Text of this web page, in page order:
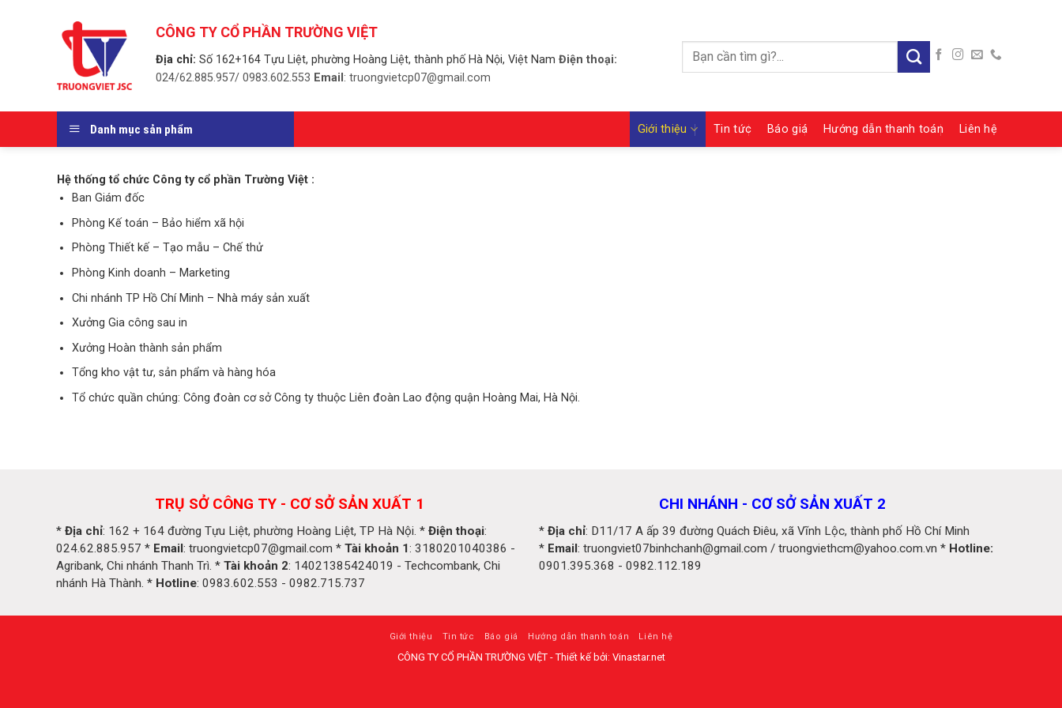
CÔNG TY CỔ PHẦN TRƯỜNG VIỆT
Địa chỉ: Số 162+164 Tựu Liệt, phường Hoàng Liệt, thành phố Hà Nội, Việt Nam Điện thoại:
024/62.885.957/ 0983.602.553 Email : truongvietcp07@gmail.com
Tìm
kiếm:
Danh mục sản phẩm Giới thiệu Tin tức Báo giá Hướng dẫn thanh toán Liên hệ
Hệ thống tổ chức Công ty cổ phần Trường Việt :
Ban Giám đốc
Phòng Kế toán – Bảo hiểm xã hội
Phòng Thiết kế – Tạo mẫu – Chế thử
Phòng Kinh doanh – Marketing
Chi nhánh TP Hồ Chí Minh – Nhà máy sản xuất
Xưởng Gia công sau in
Xưởng Hoàn thành sản phẩm
Tổng kho vật tư, sản phẩm và hàng hóa
Tổ chức quần chúng: Công đoàn cơ sở Công ty thuộc Liên đoàn Lao động quận Hoàng Mai, Hà Nội.
TRỤ SỞ CÔNG TY - CƠ SỞ SẢN XUẤT 1
* Địa chỉ: 162 + 164 đường Tựu Liệt, phường Hoàng Liệt, TP Hà Nội. * Điện thoại:
024.62.885.957 * Email: truongvietcp07@gmail.com * Tài khoản 1: 3180201040386 -
Agribank, Chi nhánh Thanh Trì. * Tài khoản 2: 14021385424019 - Techcombank, Chi
nhánh Hà Thành. * Hotline: 0983.602.553 - 0982.715.737
CHI NHÁNH - CƠ SỞ SẢN XUẤT 2
* Địa chỉ: D11/17 A ấp 39 đường Quách Điêu, xã Vĩnh Lộc, thành phố Hồ Chí Minh
* Email: truongviet07binhchanh@gmail.com / truongviethcm@yahoo.com.vn * Hotline:
0901.395.368 - 0982.112.189
Giới thiệu Tin tức Báo giá Hướng dẫn thanh toán Liên hệ
CÔNG TY CỔ PHẦN TRƯỜNG VIỆT - Thiết kế bởi: Vinastar.net